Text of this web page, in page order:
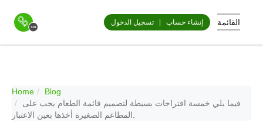
إنشاء حساب تسجيل الدخول القائمة
Home
Blog
فيما يلي خمسة اقتراحات بسيطة لتصميم قائمة الطعام يجب على